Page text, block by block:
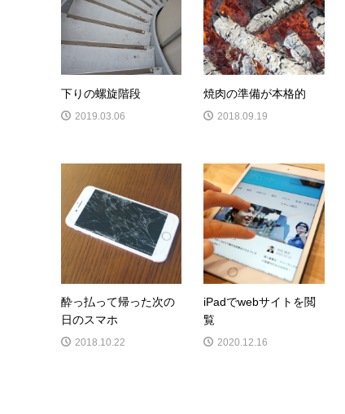
下りの螺旋階段
2019.03.06
焼肉の準備が本格的
2018.09.19
酔っ払って帰った次の
日のスマホ
2018.10.22
iPadでwebサイトを閲
覧
2020.12.16